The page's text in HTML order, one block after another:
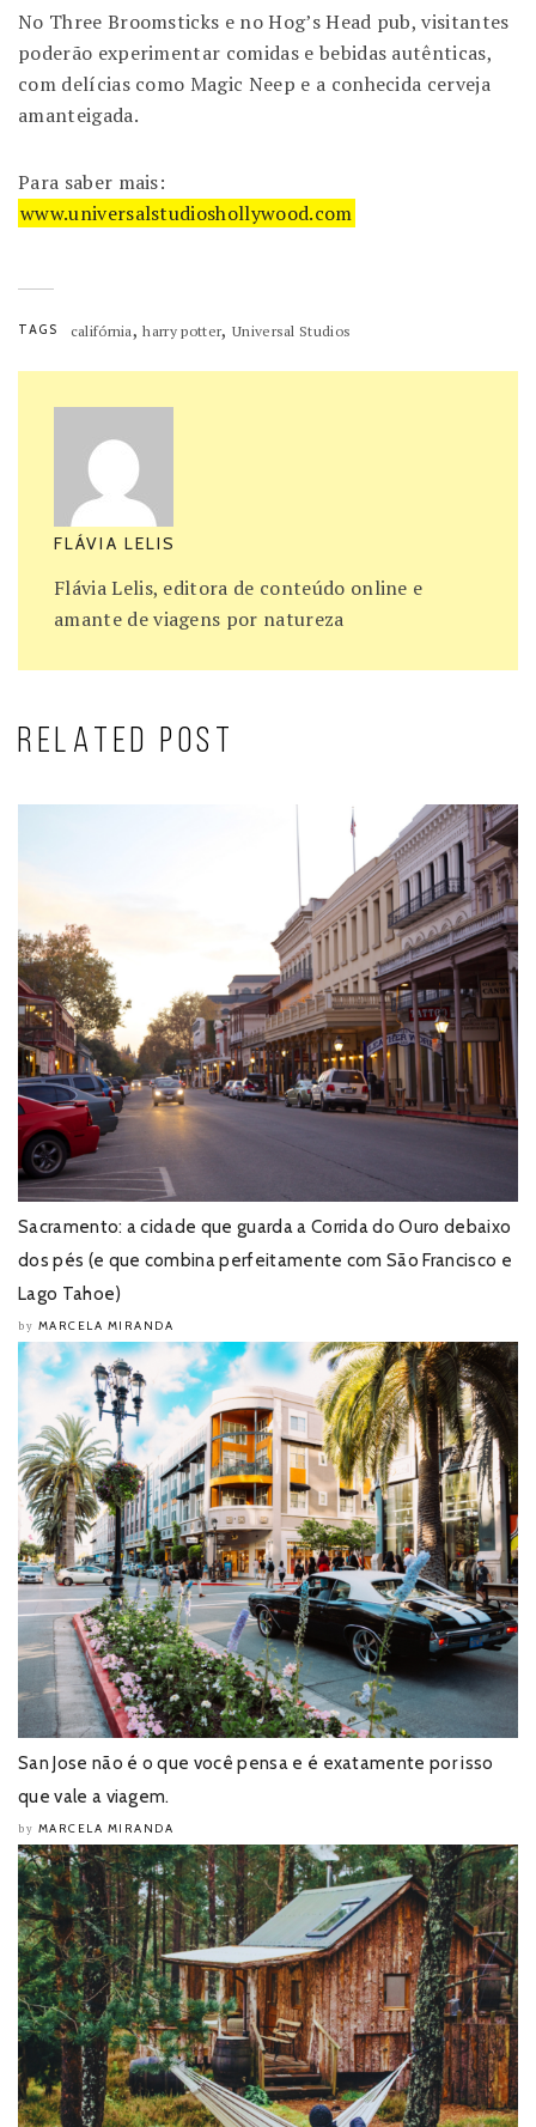
No Three Broomsticks e no Hog’s Head pub, visitantes
poderão experimentar comidas e bebidas autênticas,
com delícias como Magic Neep e a conhecida cerveja
amanteigada.
Para saber mais:
www.universalstudioshollywood.com
TAGS califórnia,harry potter, Universal Studios
FLÁVIA LELIS
Flávia Lelis, editora de conteúdo online e
amante de viagens por natureza
RELATED POST
Sacramento: a cidade que guarda a Corrida do Ouro debaixo
dos pés (e que combina perfeitamente com São Francisco e
Lago Tahoe)
by MARCELA MIRANDA
San Jose não é o que você pensa e é exatamente por isso
que vale a viagem.
by MARCELA MIRANDA